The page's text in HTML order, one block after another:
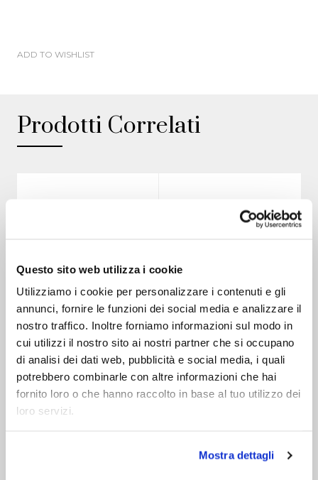
Questo sito web utilizza i cookie
Utilizziamo i cookie per personalizzare i contenuti e gli
annunci, fornire le funzioni dei social media e analizzare il
nostro traffico. Inoltre forniamo informazioni sul modo in
cui utilizzi il nostro sito ai nostri partner che si occupano
di analisi dei dati web, pubblicità e social media, i quali
potrebbero combinarle con altre informazioni che hai
fornito loro o che hanno raccolto in base al tuo utilizzo dei
loro servizi.
Mostra dettagli
ADD TO WISHLIST
Prodotti Correlati
AD TABLE